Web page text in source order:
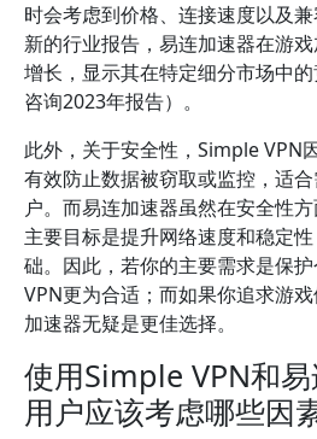
时会考虑到价格、连接速度以及
新的行业报告，易连加速器在游
增长，显示其在特定细分市场中
咨询2023年报告）。
此外，关于安全性，Simple VPN
有效防止数据被窃取或监控，适
户。而易连加速器虽然在安全性
主要目标是提升网络速度和稳定
础。因此，若你的主要需求是保
VPN更为合适；而如果你追求游
加速器无疑是更佳选择。
使用Simple VPN和易
用户应该考虑哪些因